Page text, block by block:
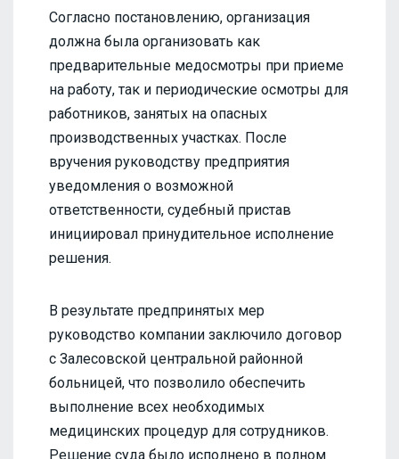
Согласно постановлению, организация
должна была организовать как
предварительные медосмотры при приеме
на работу, так и периодические осмотры для
работников, занятых на опасных
производственных участках. После
вручения руководству предприятия
уведомления о возможной
ответственности, судебный пристав
инициировал принудительное исполнение
решения.
В результате предпринятых мер
руководство компании заключило договор
с Залесовской центральной районной
больницей, что позволило обеспечить
выполнение всех необходимых
медицинских процедур для сотрудников.
Решение суда было исполнено в полном